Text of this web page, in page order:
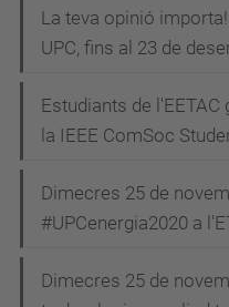
La teva opinió
UPC, fins al 23 de
Estudiants de
la IEEE ComSoc
Dimecres 25 de
#UPCenergia2020 a
Dimecres 25 de